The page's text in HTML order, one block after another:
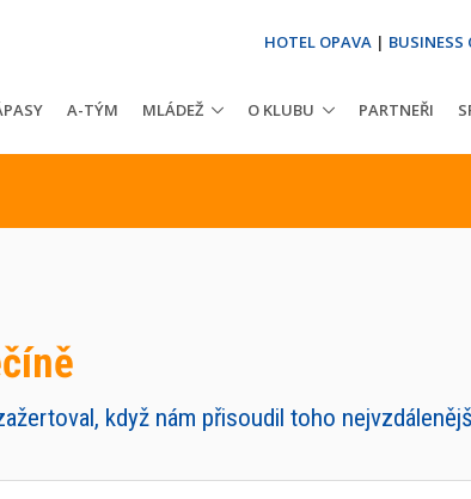
HOTEL OPAVA | BUSINESS
A-TÝM MLÁDEŽ O KLUBU PARTNEŘI
když nám přisoudil toho